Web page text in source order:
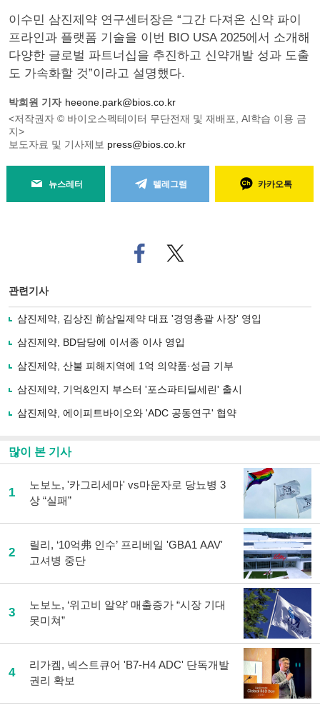
이수민 삼진제약 연구센터장은 “그간 다져온 신약 파이
프라인과 플랫폼 기술을 이번 BIO USA 2025에서 소개해
다양한 글로벌 파트너십을 추진하고 신약개발 성과 도출
도 가속화할 것”이라고 설명했다.
박희원 기자 heeone.park@bios.co.kr
<저작권자 © 바이오스펙테이터 무단전재 및 재배포, AI학습 이용 금
지>
보도자료 및 기사제보 press@bios.co.kr
뉴스레터 텔레그램 카카오톡
페
이
로
기
사
유
기
트위
터로
관련기사
삼진제약, 김상진 前삼일제약 대표 '경영총괄 사장' 영입
삼진제약, BD담당에 이서종 이사 영입
삼진제약, 산불 피해지역에 1억 의약품·성금 기부
삼진제약, 기억&인지 부스터 '포스파티딜세린' 출시
삼진제약, 에이피트바이오와 'ADC 공동연구' 협약
많이 본 기사
1
노보노, '카그리세마' vs마운자로 당뇨병 3
상 “실패”
2
릴리, ‘10억弗 인수’ 프리베일 'GBA1 AAV'
고셔병 중단
3
노보노, ‘위고비 알약’ 매출증가 “시장 기대
못미쳐”
4
리가켐, 넥스트큐어 'B7-H4 ADC' 단독개발
권리 확보